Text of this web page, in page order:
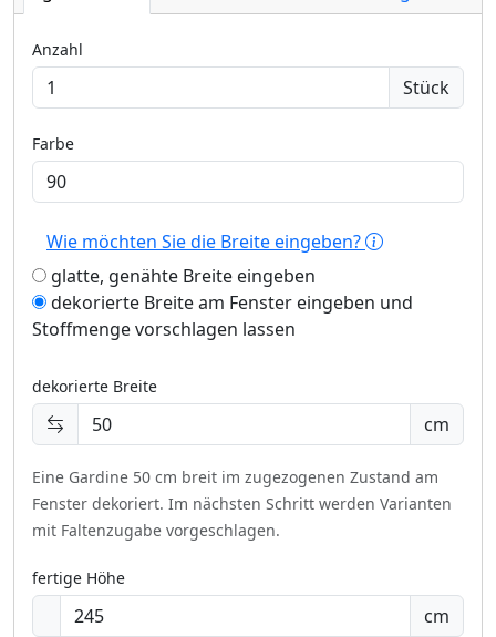
Anzahl
Stück
Farbe
Wie möchten Sie die Breite eingeben?
glatte, genähte Breite eingeben
dekorierte Breite am Fenster eingeben und
Stoffmenge vorschlagen lassen
dekorierte Breite
cm
Eine Gardine 50 cm breit im zugezogenen Zustand am
Fenster dekoriert. Im nächsten Schritt werden Varianten
mit Faltenzugabe vorgeschlagen.
fertige Höhe
cm